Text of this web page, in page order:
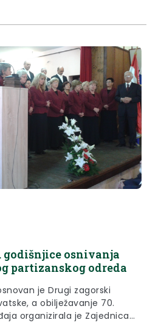
godišnjice osnivanja
partizanskog odreda
je Drugi zagorski
a obilježavanje 70.
organizirala je Zajednica